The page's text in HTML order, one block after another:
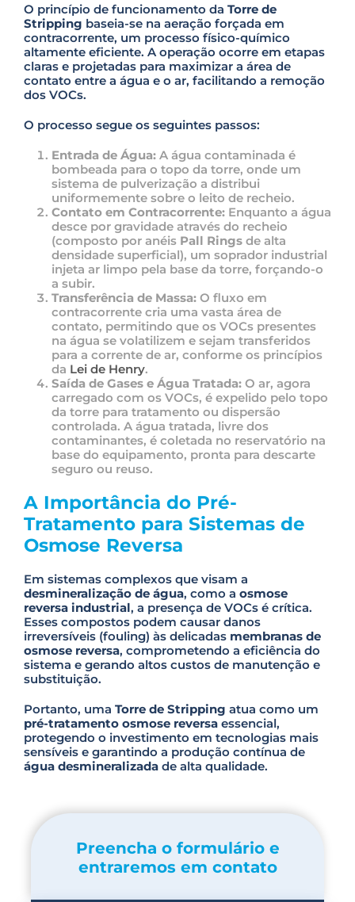
O princípio de funcionamento da Torre de
Stripping baseia-se na aeração forçada em
contracorrente, um processo físico-químico
altamente eficiente. A operação ocorre em etapas
claras e projetadas para maximizar a área de
contato entre a água e o ar, facilitando a remoção
dos VOCs.
O processo segue os seguintes passos:
Entrada de Água: A água contaminada é
bombeada para o topo da torre, onde um
sistema de pulverização a distribui
uniformemente sobre o leito de recheio.
Contato em Contracorrente: Enquanto a água
desce por gravidade através do recheio
(composto por anéis Pall Rings de alta
densidade superficial), um soprador industrial
injeta ar limpo pela base da torre, forçando-o
a subir.
Transferência de Massa: O fluxo em
contracorrente cria uma vasta área de
contato, permitindo que os VOCs presentes
na água se volatilizem e sejam transferidos
para a corrente de ar, conforme os princípios
da Lei de Henry.
Saída de Gases e Água Tratada: O ar, agora
carregado com os VOCs, é expelido pelo topo
da torre para tratamento ou dispersão
controlada. A água tratada, livre dos
contaminantes, é coletada no reservatório na
base do equipamento, pronta para descarte
seguro ou reuso.
A Importância do Pré-
Tratamento para Sistemas de
Osmose Reversa
Em sistemas complexos que visam a
desmineralização de água, como a osmose
reversa industrial, a presença de VOCs é crítica.
Esses compostos podem causar danos
irreversíveis (fouling) às delicadas membranas de
osmose reversa, comprometendo a eficiência do
sistema e gerando altos custos de manutenção e
substituição.
Portanto, uma Torre de Stripping atua como um
pré-tratamento osmose reversa essencial,
protegendo o investimento em tecnologias mais
sensíveis e garantindo a produção contínua de
água desmineralizada de alta qualidade.
Preencha o formulário e
entraremos em contato